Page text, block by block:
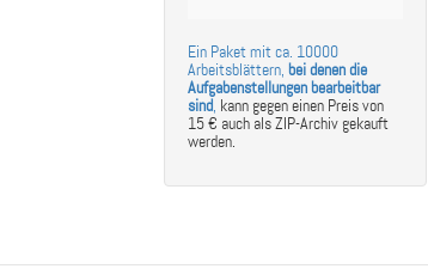
Ein Paket mit ca. 10000
Arbeitsblättern, bei denen die
Aufgabenstellungen bearbeitbar
sind, kann gegen einen Preis von
15 € auch als ZIP-Archiv gekauft
werden.